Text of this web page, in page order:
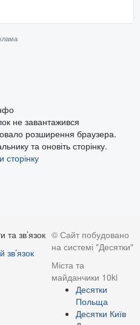
не завантажився
розширення браузера.
та оновіть сторінку.
сторінку
та зв’язок
зв’язок
© Сайт побудовано
на системі "Десятки"
Міста та
майданчики 10ki
Десятки
Польща
Десятки Київ